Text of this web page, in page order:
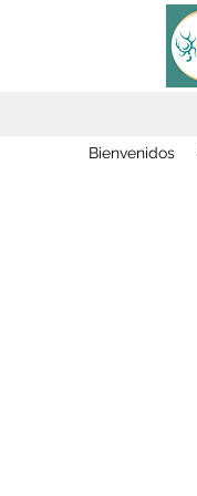
Bienvenidos